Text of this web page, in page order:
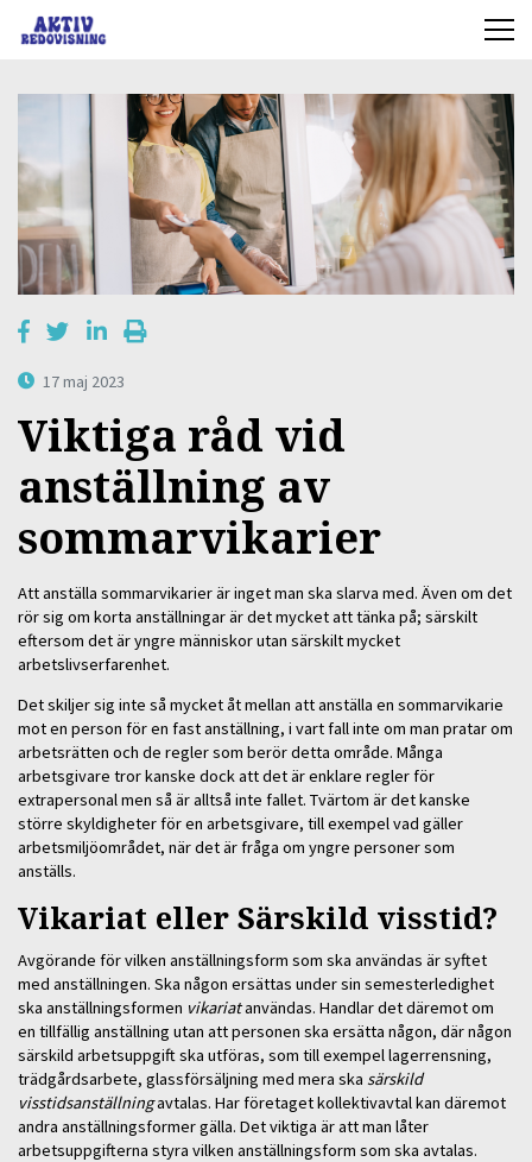
17 maj 2023
Viktiga råd vid
anställning av
sommarvikarier
Att anställa sommarvikarier är inget man ska slarva med. Även om det
rör sig om korta anställningar är det mycket att tänka på; särskilt
eftersom det är yngre människor utan särskilt mycket
arbetslivserfarenhet.
Det skiljer sig inte så mycket åt mellan att anställa en sommarvikarie
mot en person för en fast anställning, i vart fall inte om man pratar om
arbetsrätten och de regler som berör detta område. Många
arbetsgivare tror kanske dock att det är enklare regler för
extrapersonal men så är alltså inte fallet. Tvärtom är det kanske
större skyldigheter för en arbetsgivare, till exempel vad gäller
arbetsmiljöområdet, när det är fråga om yngre personer som
anställs.
Vikariat eller Särskild visstid?
Avgörande för vilken anställningsform som ska användas är syftet
med anställningen. Ska någon ersättas under sin semesterledighet
ska anställningsformen vikariatanvändas. Handlar det däremot om
en tillfällig anställning utan att personen ska ersätta någon, där någon
särskild arbetsuppgift ska utföras, som till exempel lagerrensning,
trädgårdsarbete, glassförsäljning med mera ska särskild
visstidsanställningavtalas. Har företaget kollektivavtal kan däremot
andra anställningsformer gälla. Det viktiga är att man låter
arbetsuppgifterna styra vilken anställningsform som ska avtalas.